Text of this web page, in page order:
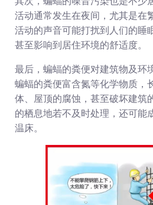
活动通常发生在夜间，尤其是在
活动的声音可能打扰到人们的睡
甚至影响到居住环境的舒适度。
最后，蝙蝠的粪便对建筑物及环
蝙蝠的粪便富含氮等化学物质，
体、屋顶的腐蚀，甚至破坏建筑
的栖息地若不及时处理，还可能
温床。